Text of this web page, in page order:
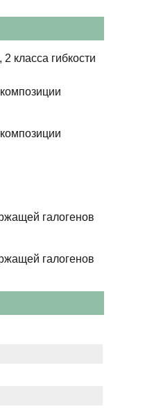
класса гибкости
галогенов
галогенов